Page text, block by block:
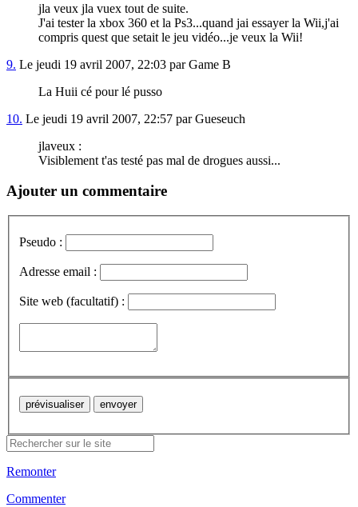
jla veux jla vuex tout de suite.
J'ai tester la xbox 360 et la Ps3...quand jai essayer la Wii,j'ai
compris quest que setait le jeu vidéo...je veux la Wii!
9. Le jeudi 19 avril 2007, 22:03 par Game B
La Huii cé pour lé pusso
10. Le jeudi 19 avril 2007, 22:57 par Gueseuch
jlaveux :
Visiblement t'as testé pas mal de drogues aussi...
Ajouter un commentaire
Pseudo :
Adresse email :
Site web (facultatif) :
Remonter
Commenter